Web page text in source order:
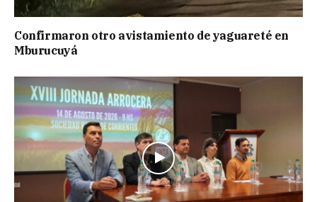
Confirmaron otro avistamiento de yaguareté en
Mburucuyá